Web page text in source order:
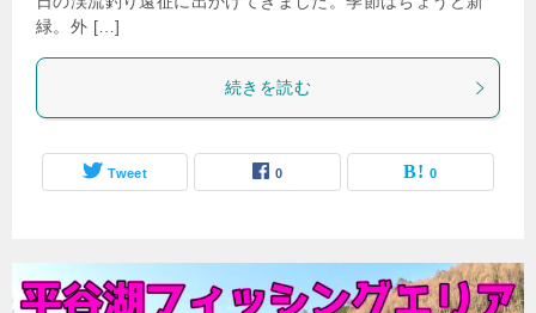
緑。外 […]
続きを読む
Tweet 0 0